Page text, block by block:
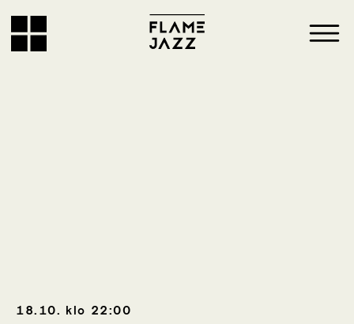
18.10. klo 22:00